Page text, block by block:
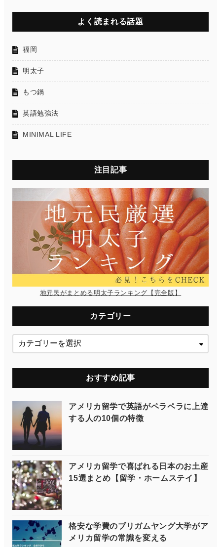
よく読まれる話題
福岡
明太子
もつ鍋
英語勉強法
MINIMAL LIFE
注目記事
地元民がまとめる明太子ランキング【完全版】
カテゴリー
おすすめ記事
アメリカ留学で英語がペラペラに上達
する人の10個の特徴
アメリカ留学で喜ばれる日本のお土産
15選まとめ【留学・ホームステイ】
格安な学費のブリガムヤング大学がア
メリカ留学の常識を変える